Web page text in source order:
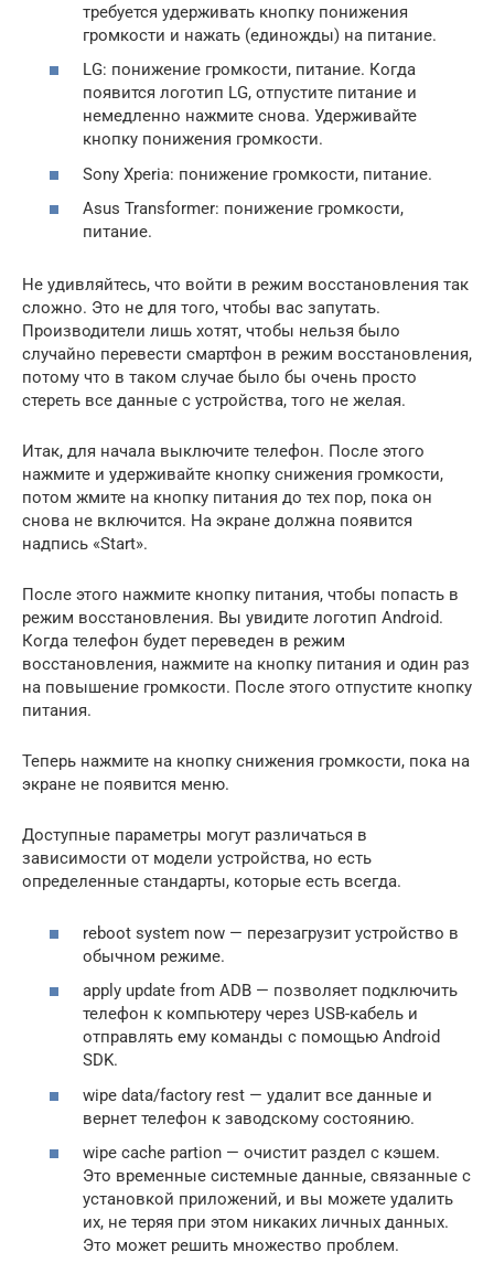
требуется удерживать кнопку понижения
громкости и нажать (единожды) на питание.
LG: понижение громкости, питание. Когда
появится логотип LG, отпустите питание и
немедленно нажмите снова. Удерживайте
кнопку понижения громкости.
Sony Xperia: понижение громкости, питание.
Asus Transformer: понижение громкости,
питание.
Не удивляйтесь, что войти в режим восстановления так
сложно. Это не для того, чтобы вас запутать.
Производители лишь хотят, чтобы нельзя было
случайно перевести смартфон в режим восстановления,
потому что в таком случае было бы очень просто
стереть все данные с устройства, того не желая.
Итак, для начала выключите телефон. После этого
нажмите и удерживайте кнопку снижения громкости,
потом жмите на кнопку питания до тех пор, пока он
снова не включится. На экране должна появится
надпись «Start».
После этого нажмите кнопку питания, чтобы попасть в
режим восстановления. Вы увидите логотип Android.
Когда телефон будет переведен в режим
восстановления, нажмите на кнопку питания и один раз
на повышение громкости. После этого отпустите кнопку
питания.
Теперь нажмите на кнопку снижения громкости, пока на
экране не появится меню.
Доступные параметры могут различаться в
зависимости от модели устройства, но есть
определенные стандарты, которые есть всегда.
reboot system now — перезагрузит устройство в
обычном режиме.
apply update from ADB — позволяет подключить
телефон к компьютеру через USB-кабель и
отправлять ему команды с помощью Android
SDK.
wipe data/factory rest — удалит все данные и
вернет телефон к заводскому состоянию.
wipe cache partion — очистит раздел с кэшем.
Это временные системные данные, связанные с
установкой приложений, и вы можете удалить
их, не теряя при этом никаких личных данных.
Это может решить множество проблем.